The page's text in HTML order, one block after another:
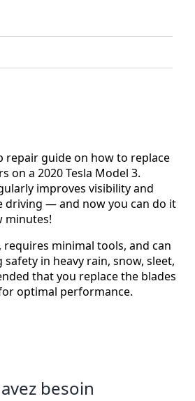
repair guide on how to replace
on a 2020 Tesla Model 3.
improves visibility and
driving — and now you can do it
minutes!
requires minimal tools, and can
in heavy rain, snow, sleet,
that you replace the blades
optimal performance.
besoin